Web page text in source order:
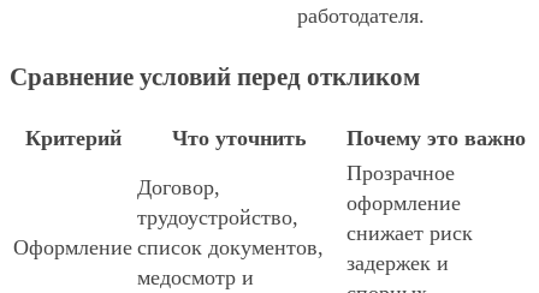
работодателя.
Сравнение условий перед откликом
Критерий Что уточнить Почему это важно
Оформление
Договор,
трудоустройство,
список документов,
медосмотр и
Прозрачное
оформление
снижает риск
задержек и